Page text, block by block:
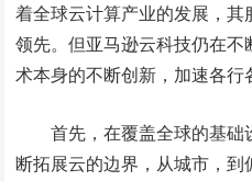
着全球云计算产业的发展，
领先。但亚马逊云科技仍在
术本身的不断创新，加速各行
首先，在覆盖全球的基
断拓展云的边界，从城市，